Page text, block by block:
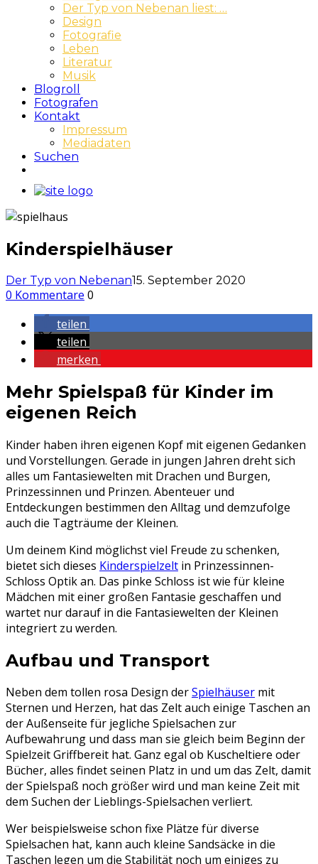
Der Typ von Nebenan liest: …
Design
Fotografie
Leben
Literatur
Musik
Blogroll
Fotografen
Kontakt
Impressum
Mediadaten
Suchen
Kinderspielhäuser
Der Typ von Nebenan15. September 2020
0 Kommentare 0
teilen
teilen
merken
Mehr Spielspaß für Kinder im
eigenen Reich
Kinder haben ihren eigenen Kopf mit eigenen Gedanken
und Vorstellungen. Gerade in jungen Jahren dreht sich
alles um Fantasiewelten mit Drachen und Burgen,
Prinzessinnen und Prinzen. Abenteuer und
Entdeckungen bestimmen den Alltag und demzufolge
auch die Tagträume der Kleinen.
Um deinem Kind möglichst viel Freude zu schenken,
bietet sich dieses Kinderspielzelt in Prinzessinnen-
Schloss Optik an. Das pinke Schloss ist wie für kleine
Mädchen mit einer großen Fantasie geschaffen und
wartet nur darauf in die Fantasiewelten der Kleinen
integriert zu werden.
Aufbau und Transport
Neben dem tollen rosa Design derSpielhäuser mit
Sternen und Herzen, hat das Zelt auch einige Taschen an
der Außenseite für jegliche Spielsachen zur
Aufbewahrung und dass man sie gleich beim Beginn der
Spielzeit Griffbereit hat. Ganz egal ob Kuscheltiere oder
Bücher, alles findet seinen Platz in und um das Zelt, damit
der Spielspaß noch größer wird und man keine Zeit mit
dem Suchen der Lieblings-Spielsachen verliert.
Wer beispielsweise schon fixe Plätze für diverse
Spielsachen hat, kann auch kleine Sandsäcke in die
Taschen legen um die Stabilität noch um einiges zu